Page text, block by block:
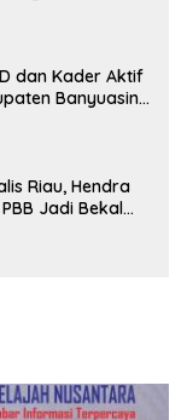
dan Kader Aktif
Banyuasin
Riau, Hendra
Jadi Bekal